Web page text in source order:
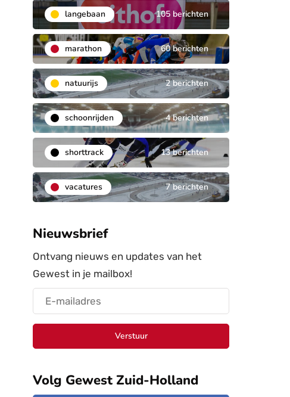
langebaan 105 berichten
marathon 60 berichten
natuurijs 2 berichten
schoonrijden 4 berichten
shorttrack 13 berichten
vacatures 7 berichten
Nieuwsbrief
Ontvang nieuws en updates van het
Gewest in je mailbox!
Verstuur
Volg Gewest Zuid-Holland